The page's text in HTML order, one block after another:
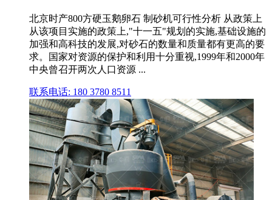
北京时产800方硬玉鹅卵石 制砂机可行性分析 从政策上
从该项目实施的政策上,"十一五"规划的实施,基础设施的
加强和高科技的发展,对砂石的数量和质量都有更高的要
求。国家对资源的保护和利用十分重视,1999年和2000年
中央曾召开两次人口资源 ...
联系电话: 180 3780 8511